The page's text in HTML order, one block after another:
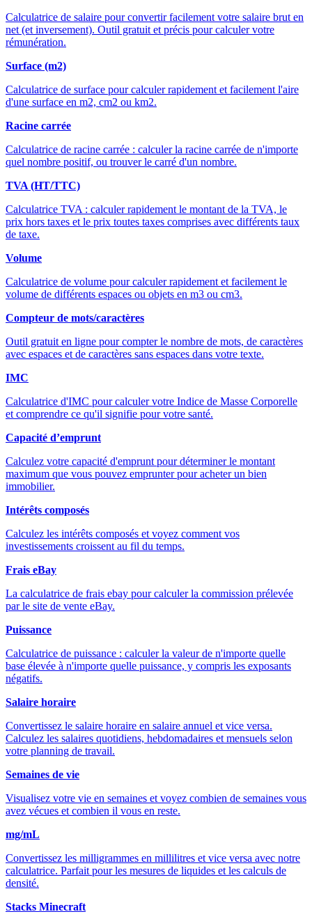
Calculatrice de salaire pour convertir facilement votre salaire brut en
net (et inversement). Outil gratuit et précis pour calculer votre
rémunération.
Surface (m2)
Calculatrice de surface pour calculer rapidement et facilement l'aire
d'une surface en m2, cm2 ou km2.
Racine carrée
Calculatrice de racine carrée : calculer la racine carrée de n'importe
quel nombre positif, ou trouver le carré d'un nombre.
TVA (HT/TTC)
Calculatrice TVA : calculer rapidement le montant de la TVA, le
prix hors taxes et le prix toutes taxes comprises avec différents taux
de taxe.
Volume
Calculatrice de volume pour calculer rapidement et facilement le
volume de différents espaces ou objets en m3 ou cm3.
Compteur de mots/caractères
Outil gratuit en ligne pour compter le nombre de mots, de caractères
avec espaces et de caractères sans espaces dans votre texte.
IMC
Calculatrice d'IMC pour calculer votre Indice de Masse Corporelle
et comprendre ce qu'il signifie pour votre santé.
Capacité d’emprunt
Calculez votre capacité d'emprunt pour déterminer le montant
maximum que vous pouvez emprunter pour acheter un bien
immobilier.
Intérêts composés
Calculez les intérêts composés et voyez comment vos
investissements croissent au fil du temps.
Frais eBay
La calculatrice de frais ebay pour calculer la commission prélevée
par le site de vente eBay.
Puissance
Calculatrice de puissance : calculer la valeur de n'importe quelle
base élevée à n'importe quelle puissance, y compris les exposants
négatifs.
Salaire horaire
Convertissez le salaire horaire en salaire annuel et vice versa.
Calculez les salaires quotidiens, hebdomadaires et mensuels selon
votre planning de travail.
Semaines de vie
Visualisez votre vie en semaines et voyez combien de semaines vous
avez vécues et combien il vous en reste.
mg/mL
Convertissez les milligrammes en millilitres et vice versa avec notre
calculatrice. Parfait pour les mesures de liquides et les calculs de
densité.
Stacks Minecraft